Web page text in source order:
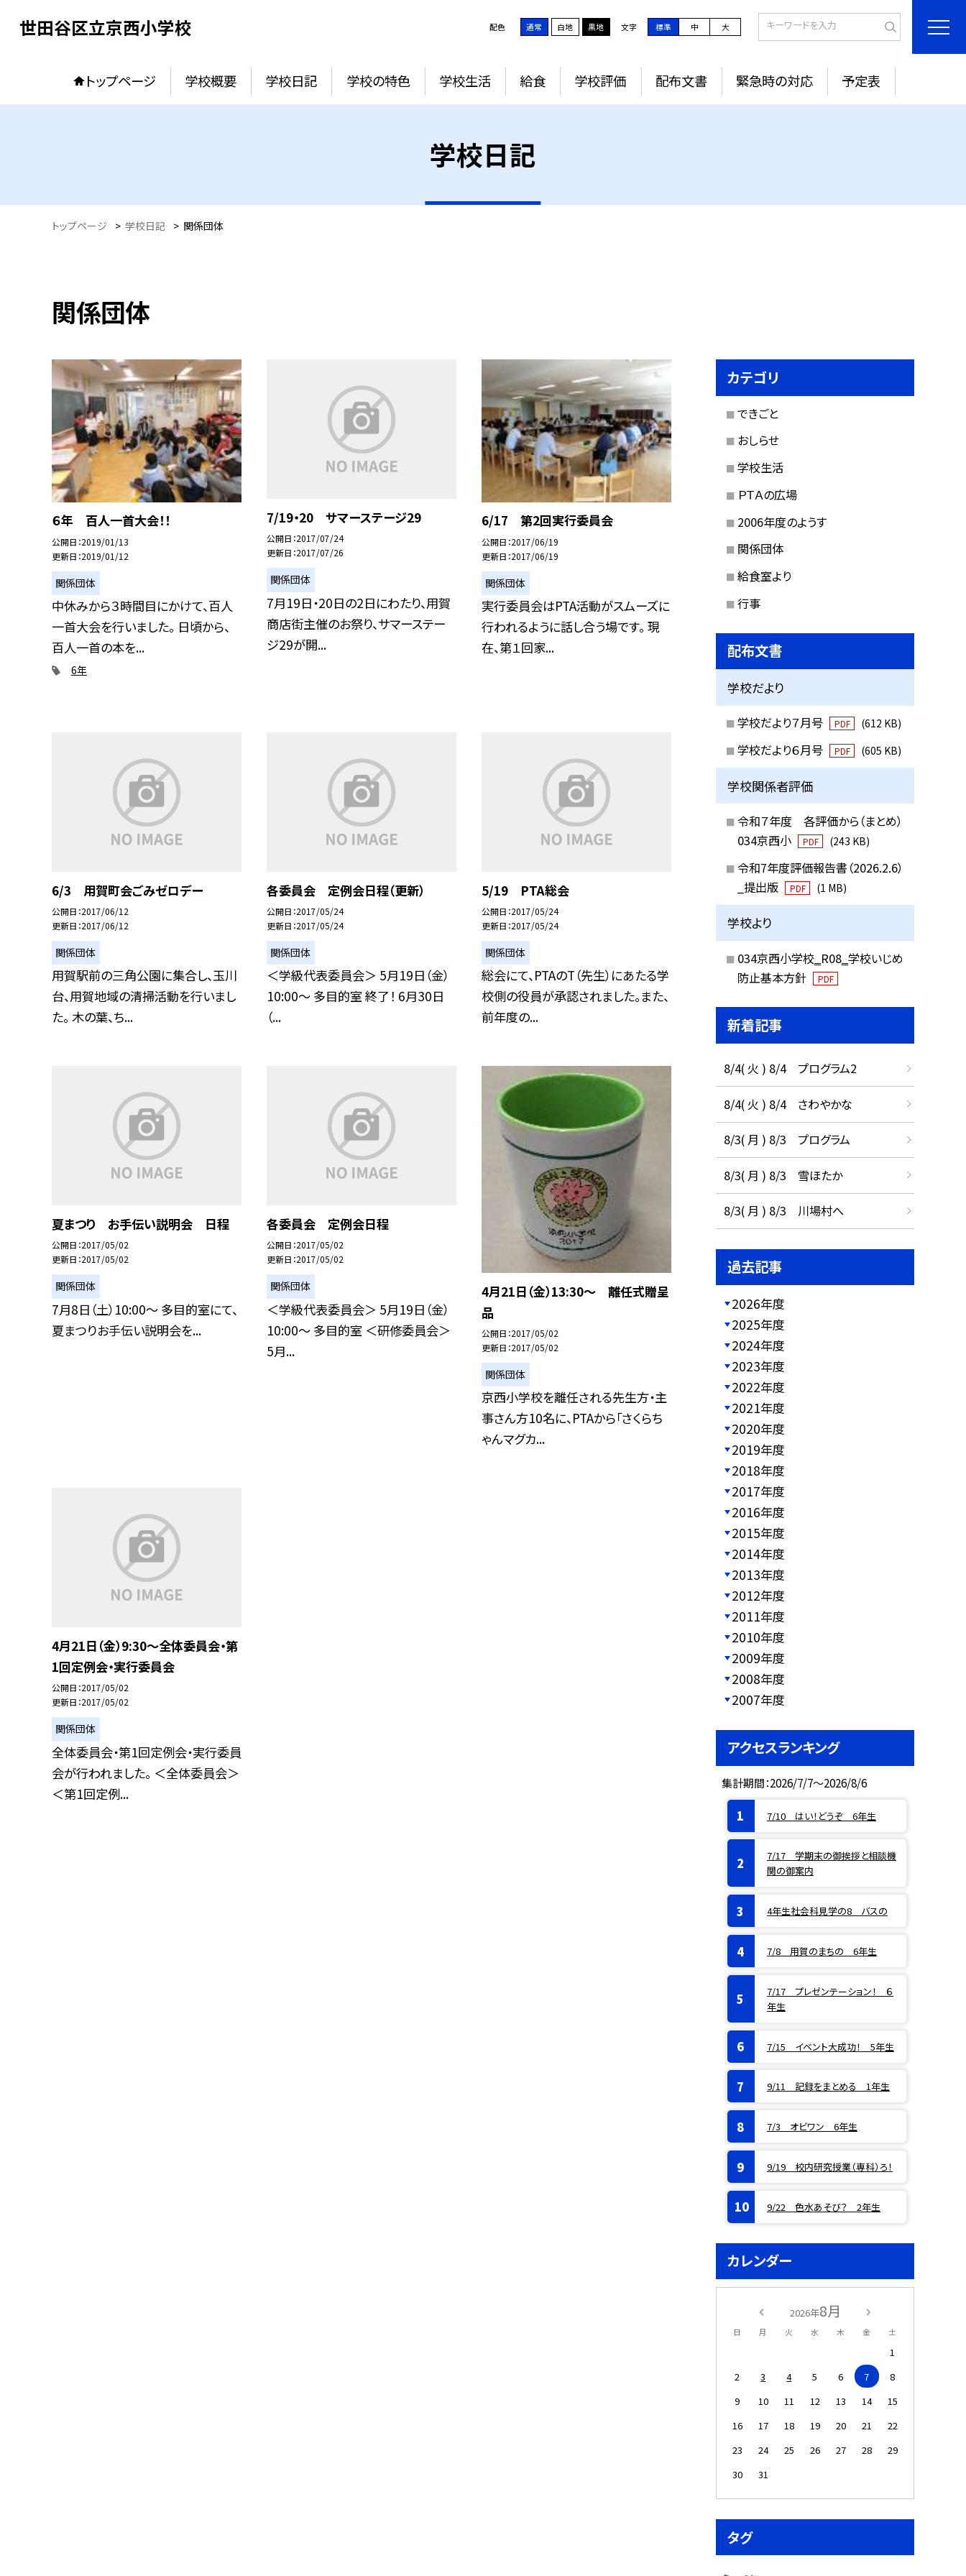
世田谷区立京西小学校 配色 通常 白地 黒地 文字 標準 中 大
トップページ 学校概要 学校日記 学校の特色 学校生活 給食 学校評価 配布文書 緊急時の対応 予定表
学校日記
トップページ > 学校日記 > 関係団体
関係団体
６年 百人一首大会！！
公開日 2019/01/13
更新日 2019/01/12
関係団体
中休みから３時間目にかけて、百人
一首大会を行いました。 日頃から、
百人一首の本を...
6年
7/19・20 サマーステージ29
公開日 2017/07/24
更新日 2017/07/26
関係団体
7月19日・20日の2日にわたり、用賀
商店街主催のお祭り、サマーステー
ジ29が開...
6/17 第2回実行委員会
公開日 2017/06/19
更新日 2017/06/19
関係団体
実行委員会はPTA活動がスムーズに
行われるように話し合う場です。 現
在、第１回家...
6/3 用賀町会ごみゼロデー
公開日 2017/06/12
更新日 2017/06/12
関係団体
用賀駅前の三角公園に集合し、玉川
台、用賀地域の清掃活動を行いまし
た。 木の葉、ち...
各委員会 定例会日程（更新）
公開日 2017/05/24
更新日 2017/05/24
関係団体
＜学級代表委員会＞ 5月19日（金）
10:00〜 多目的室 終了！ 6月30日
（...
5/19 PTA総会
公開日 2017/05/24
更新日 2017/05/24
関係団体
総会にて、PTAのT（先生）にあたる学
校側の役員が承認されました。また、
前年度の...
夏まつり お手伝い説明会 日程
公開日 2017/05/02
更新日 2017/05/02
関係団体
7月8日（土）10:00〜 多目的室にて、
夏まつりお手伝い説明会を...
各委員会 定例会日程
公開日 2017/05/02
更新日 2017/05/02
関係団体
＜学級代表委員会＞ 5月19日（金）
10:00〜 多目的室 ＜研修委員会＞
5月...
4月21日（金）13:30〜 離任式贈呈
品
公開日 2017/05/02
更新日 2017/05/02
関係団体
京西小学校を離任される先生方・主
事さん方10名に、PTAから「さくらち
ゃんマグカ...
4月21日（金）9:30〜全体委員会・第
1回定例会・実行委員会
公開日 2017/05/02
更新日 2017/05/02
関係団体
全体委員会・第1回定例会・実行委員
会が行われました。 ＜全体委員会＞
＜第1回定例...
カテゴリ
できごと
おしらせ
学校生活
ＰＴＡの広場
2006年度のようす
関係団体
給食室より
行事
配布文書
学校だより
学校だより７月号 PDF (612 KB)
学校だより６月号 PDF (605 KB)
学校関係者評価
令和７年度 各評価から（まとめ）
034京西小
PDF (243 KB)
令和7年度評価報告書（2026.2.6）
_提出版
PDF (1 MB)
学校より
034京西小学校‗R08‗学校いじめ
防止基本方針
PDF
新着記事
8/4( 火 ) 8/4 プログラム2
8/4( 火 ) 8/4 さわやかな
8/3( 月 ) 8/3 プログラム
8/3( 月 ) 8/3 雪ほたか
8/3( 月 ) 8/3 川場村へ
過去記事
2026年度
2025年度
2024年度
2023年度
2022年度
2021年度
2020年度
2019年度
2018年度
2017年度
2016年度
2015年度
2014年度
2013年度
2012年度
2011年度
2010年度
2009年度
2008年度
2007年度
アクセスランキング
集計期間：2026/7/7～2026/8/6
7/10 はい！どうぞ 6年生
7/17 学期末の御挨拶と相談機
関の御案内
4年生社会科見学の8 バスの
7/8 用賀のまちの 6年生
7/17 プレゼンテーション！ ６
年生
7/15 イベント大成功！ 5年生
9/11 記録をまとめる 1年生
7/3 オビワン 6年生
9/19 校内研究授業（専科）ろ！
9/22 色水あそび？ 2年生
カレンダー
2026年8月
日 月 火 水 木 金 土
1
2
3 4 5 6 7
8
9
10 11 12 13 14
15
16
17 18 19 20 21
22
23
24 25 26 27 28
29
30
31
タグ